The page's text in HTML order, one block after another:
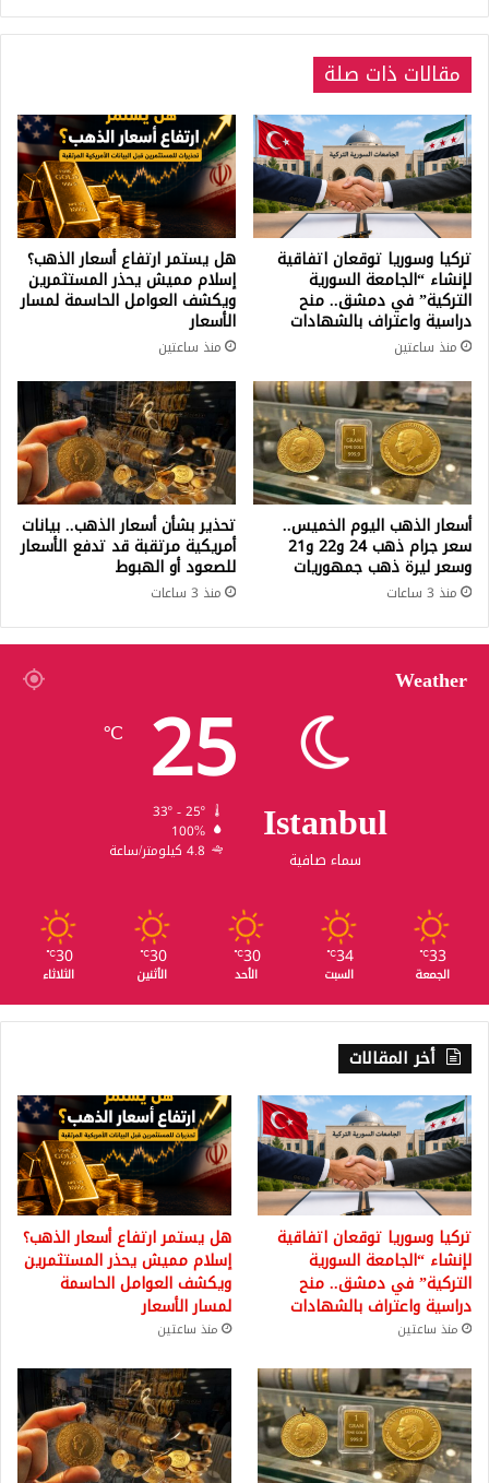
مقالات ذات صلة
تركيا وسوريا توقعان اتفاقية
لإنشاء “الجامعة السورية
التركية” في دمشق.. منح
دراسية واعتراف بالشهادات
منذ ساعتين
هل يستمر ارتفاع أسعار الذهب؟
إسلام مميش يحذر المستثمرين
ويكشف العوامل الحاسمة لمسار
الأسعار
منذ ساعتين
أسعار الذهب اليوم الخميس..
سعر جرام ذهب 24 و22 و21
وسعر ليرة ذهب جمهوريات
منذ 3 ساعات
تحذير بشأن أسعار الذهب.. بيانات
أمريكية مرتقبة قد تدفع الأسعار
للصعود أو الهبوط
منذ 3 ساعات
Weather
Istanbul
سماء صافية
25
℃
33º - 25º
100%
4.8 كيلومتر/ساعة
33
℃
الجمعة
34
℃
السبت
30
℃
الأحد
30
℃
الأثنين
30
℃
الثلاثاء
أخر المقالات
تركيا وسوريا توقعان اتفاقية
لإنشاء “الجامعة السورية
التركية” في دمشق.. منح
دراسية واعتراف بالشهادات
منذ ساعتين
هل يستمر ارتفاع أسعار الذهب؟
إسلام مميش يحذر المستثمرين
ويكشف العوامل الحاسمة
لمسار الأسعار
منذ ساعتين